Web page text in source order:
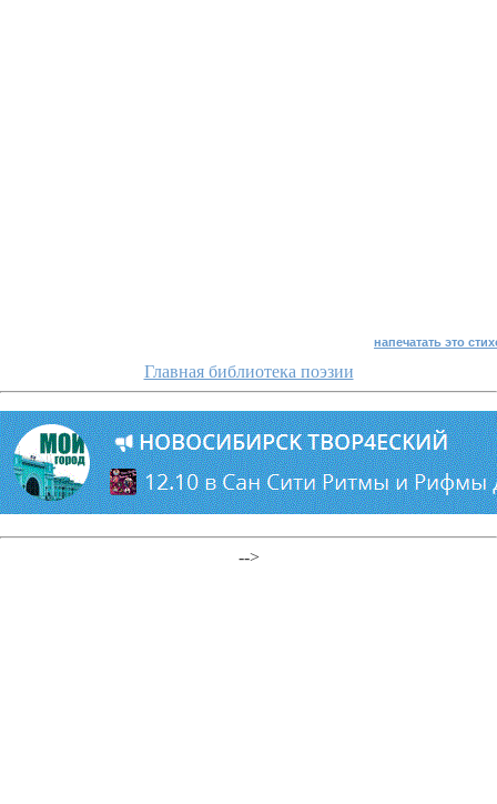
напечатать это
Главная библиотека поэзии
-->